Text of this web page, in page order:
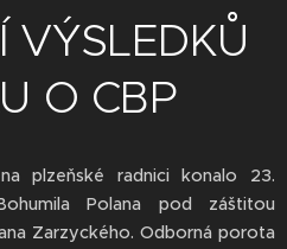
VÝSLEDKŮ
O CBP
plzeňské radnici konalo 23.
Polana pod záštitou
Zarzyckého. Odborná porota